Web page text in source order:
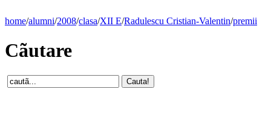
home/alumni/2008/clasa/XII E/Radulescu Cristian-Valentin/premii
Cãutare